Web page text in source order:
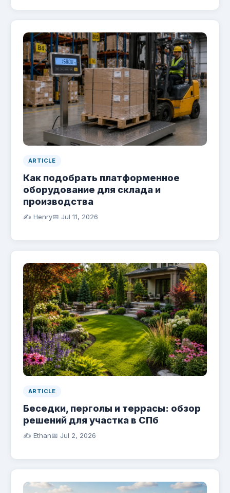
ARTICLE
Как подобрать платформенное
оборудование для склада и
производства
✍️ Henry📅 Jul 11, 2026
ARTICLE
Беседки, перголы и террасы: обзор
решений для участка в СПб
✍️ Ethan📅 Jul 2, 2026